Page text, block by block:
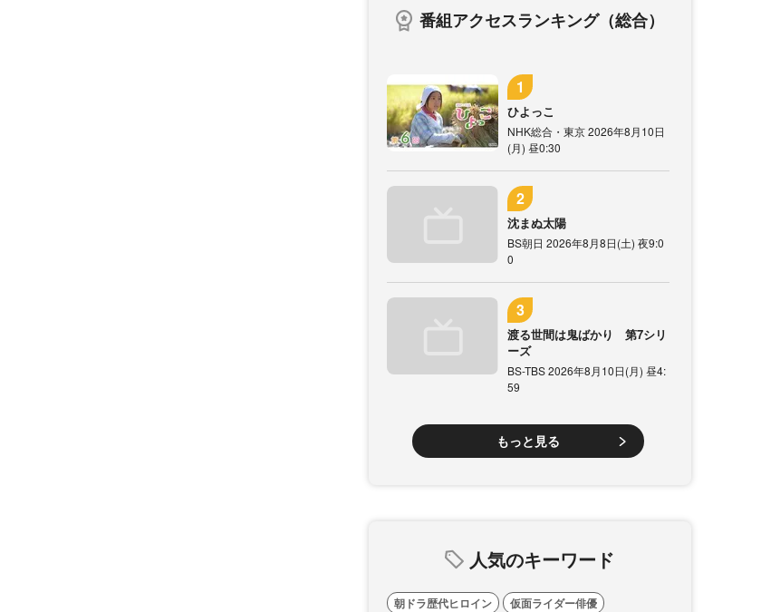
番組アクセスランキング（総合）
ひよっこ
NHK総合・東京 2026年8月10日
(月) 昼0:30
沈まぬ太陽
BS朝日 2026年8月8日(土) 夜9:0
0
渡る世間は鬼ばかり 第7シリ
ーズ
BS-TBS 2026年8月10日(月) 昼4:
59
もっと見る
人気のキーワード
朝ドラ歴代ヒロイン
仮面ライダー俳優